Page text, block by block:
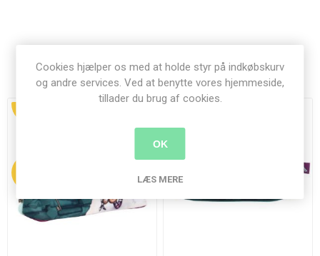
Relaterede produkter
Cookies hjælper os med at holde styr på indkøbskurv
og andre services. Ved at benytte vores hjemmeside,
tillader du brug af cookies.
OK
LÆS MERE